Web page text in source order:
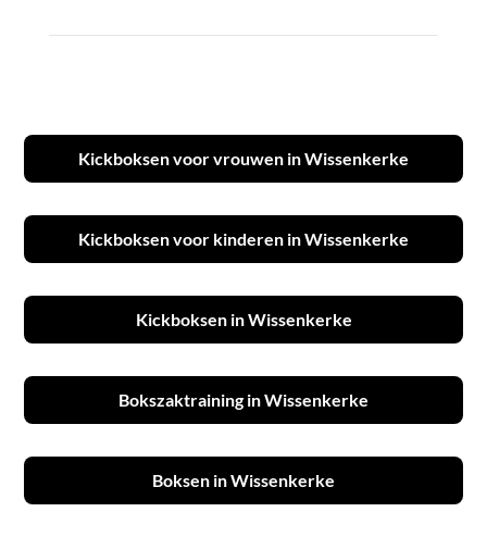
Kickboksen voor vrouwen in Wissenkerke
Kickboksen voor kinderen in Wissenkerke
Kickboksen in Wissenkerke
Bokszaktraining in Wissenkerke
Boksen in Wissenkerke